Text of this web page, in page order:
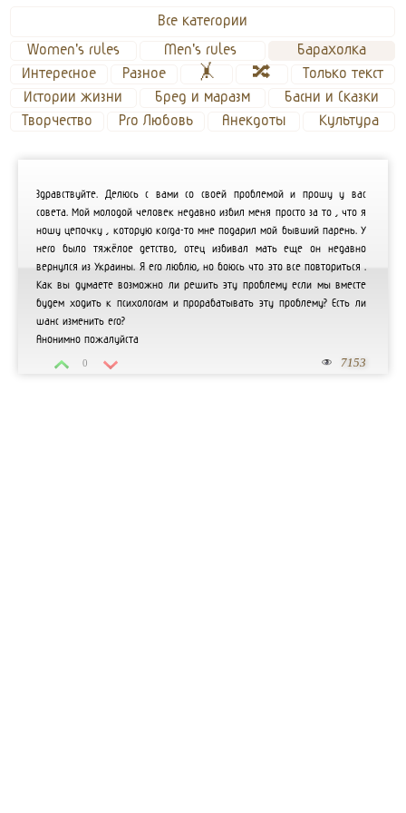
Все категории
Women's rules
Men's rules
Барахолка
Интересное
Разное 🤸 🔀
Только текст
Истории жизни
Бред и маразм
Басни и Сказки
Творчество
Pro Любовь Анекдоты Культура
7153
0
Здравствуйте. Делюсь с вами со своей проблемой и прошу у вас
совета. Мой молодой человек недавно избил меня просто за то , что я
ношу цепочку , которую когда-то мне подарил мой бывший парень. У
него было тяжёлое детство, отец избивал мать еще он недавно
вернулся из Украины. Я его люблю, но боюсь что это все повториться .
Как вы думаете возможно ли решить эту проблему если мы вместе
будем ходить к психологам и прорабатывать эту проблему? Есть ли
шанс изменить его?
Анонимно пожалуйста